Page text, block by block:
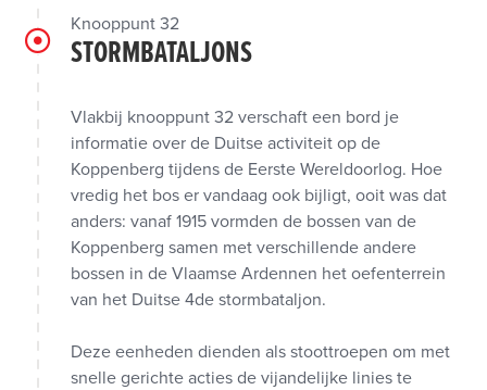
Knooppunt 32
STORMBATALJONS
Vlakbij knooppunt 32 verschaft een bord je
informatie over de Duitse activiteit op de
Koppenberg tijdens de Eerste Wereldoorlog. Hoe
vredig het bos er vandaag ook bijligt, ooit was dat
anders: vanaf 1915 vormden de bossen van de
Koppenberg samen met verschillende andere
bossen in de Vlaamse Ardennen het oefenterrein
van het Duitse 4de stormbataljon.
Deze eenheden dienden als stoottroepen om met
snelle gerichte acties de vijandelijke linies te